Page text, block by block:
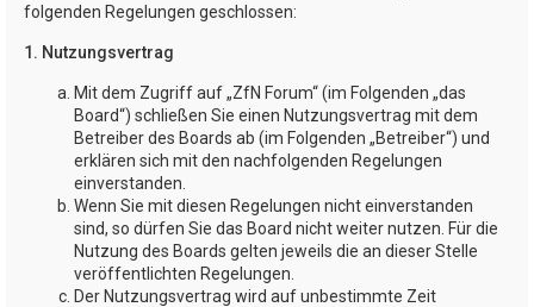
folgenden Regelungen geschlossen:
1. Nutzungsvertrag
Mit dem Zugriff auf „ZfN Forum“ (im Folgenden „das
Board“) schließen Sie einen Nutzungsvertrag mit dem
Betreiber des Boards ab (im Folgenden „Betreiber“) und
erklären sich mit den nachfolgenden Regelungen
einverstanden.
Wenn Sie mit diesen Regelungen nicht einverstanden
sind, so dürfen Sie das Board nicht weiter nutzen. Für die
Nutzung des Boards gelten jeweils die an dieser Stelle
veröffentlichten Regelungen.
Der Nutzungsvertrag wird auf unbestimmte Zeit